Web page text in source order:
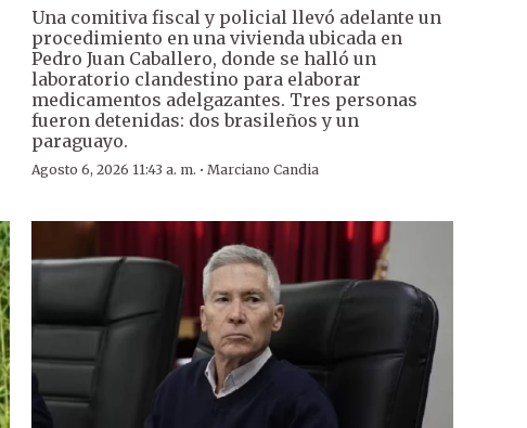
Una comitiva fiscal y policial llevó adelante un
procedimiento en una vivienda ubicada en
Pedro Juan Caballero, donde se halló un
laboratorio clandestino para elaborar
medicamentos adelgazantes. Tres personas
fueron detenidas: dos brasileños y un
paraguayo.
Agosto 6, 2026 11:43 a. m. · Marciano Candia